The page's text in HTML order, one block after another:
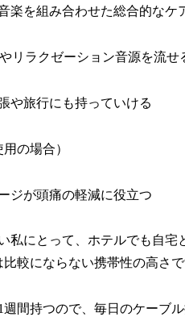
楽を組み合わせた総合的なケ
リラクゼーション音源を流せ
や旅行にも持っていける
の場合）
ジが頭痛の軽減に役立つ
私にとって、ホテルでも自宅
較にならない携帯性の高さで
間持つので、毎日のケーブル